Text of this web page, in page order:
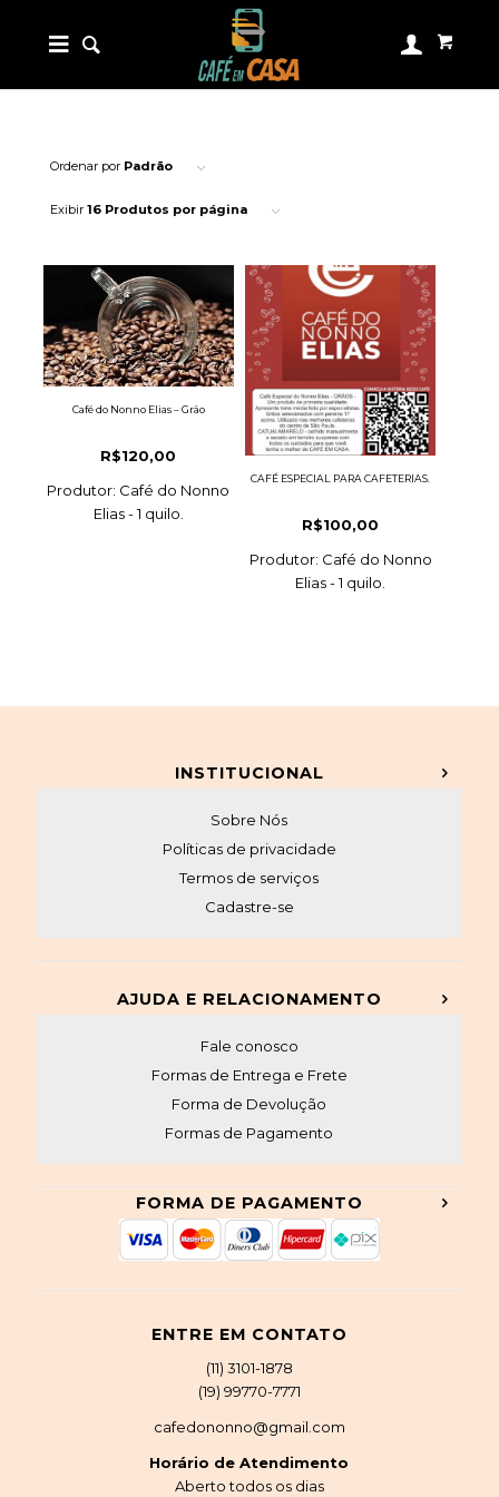
Ordenar por Padrão
Exibir 16 Produtos por página
Café do Nonno Elias – Grão
R$120,00
Produtor: Café do Nonno
Elias - 1 quilo.
CAFÉ ESPECIAL PARA CAFETERIAS.
R$100,00
Produtor: Café do Nonno
Elias - 1 quilo.
INSTITUCIONAL
Sobre Nós
Políticas de privacidade
Termos de serviços
Cadastre-se
AJUDA E RELACIONAMENTO
Fale conosco
Formas de Entrega e Frete
Forma de Devolução
Formas de Pagamento
FORMA DE PAGAMENTO
ENTRE EM CONTATO
(11) 3101-1878
(19) 99770-7771
cafedononno@gmail.com
Horário de Atendimento
Aberto todos os dias